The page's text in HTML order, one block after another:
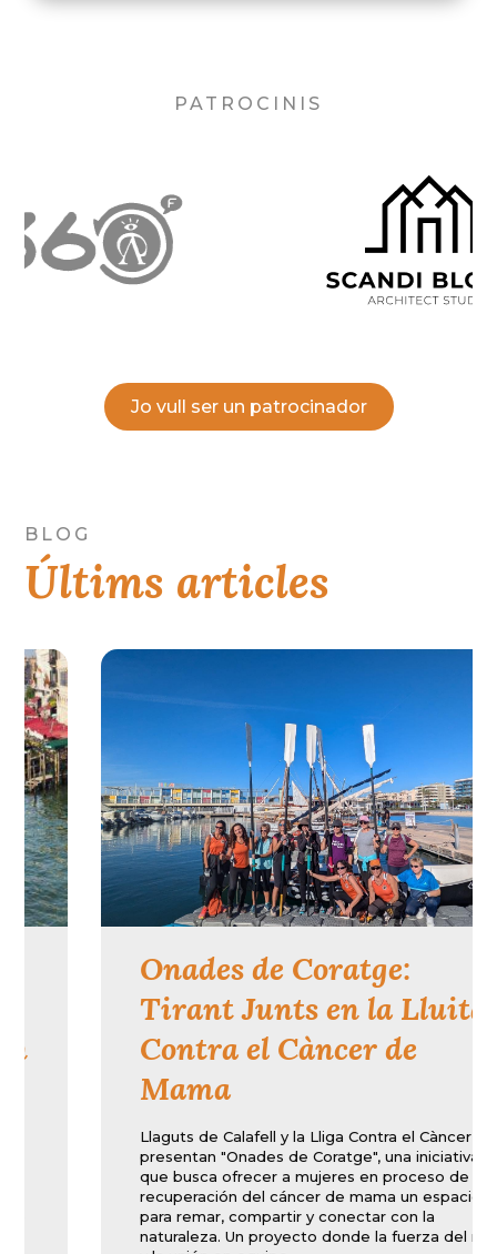
PATROCINIS
Jo vull ser un patrocinador
BLOG
Últims articles
Onades de Coratge:
Tirant Junts en la Lluita
Contra el Càncer de
Mama
Llaguts de Calafell y la Lliga Contra el Càncer
presentan "Onades de Coratge", una iniciativa
que busca ofrecer a mujeres en proceso de
recuperación del cáncer de mama un espacio
para remar, compartir y conectar con la
naturaleza. Un proyecto donde la fuerza del mar